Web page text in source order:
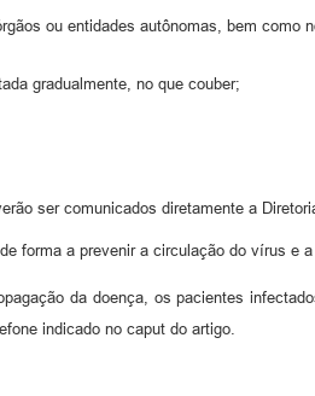
ou entidades autônomas, bem
gradualmente, no que couber;
ser comunicados diretamente a
forma a prevenir a circulação do vírus e
da doença, os pacientes
indicado no caput do artigo.